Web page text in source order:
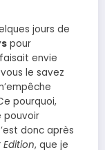
jours de
pour
envie
le savez
pourquoi,
pouvoir
donc après
Edition, que je